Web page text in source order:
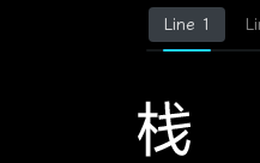
Line 1